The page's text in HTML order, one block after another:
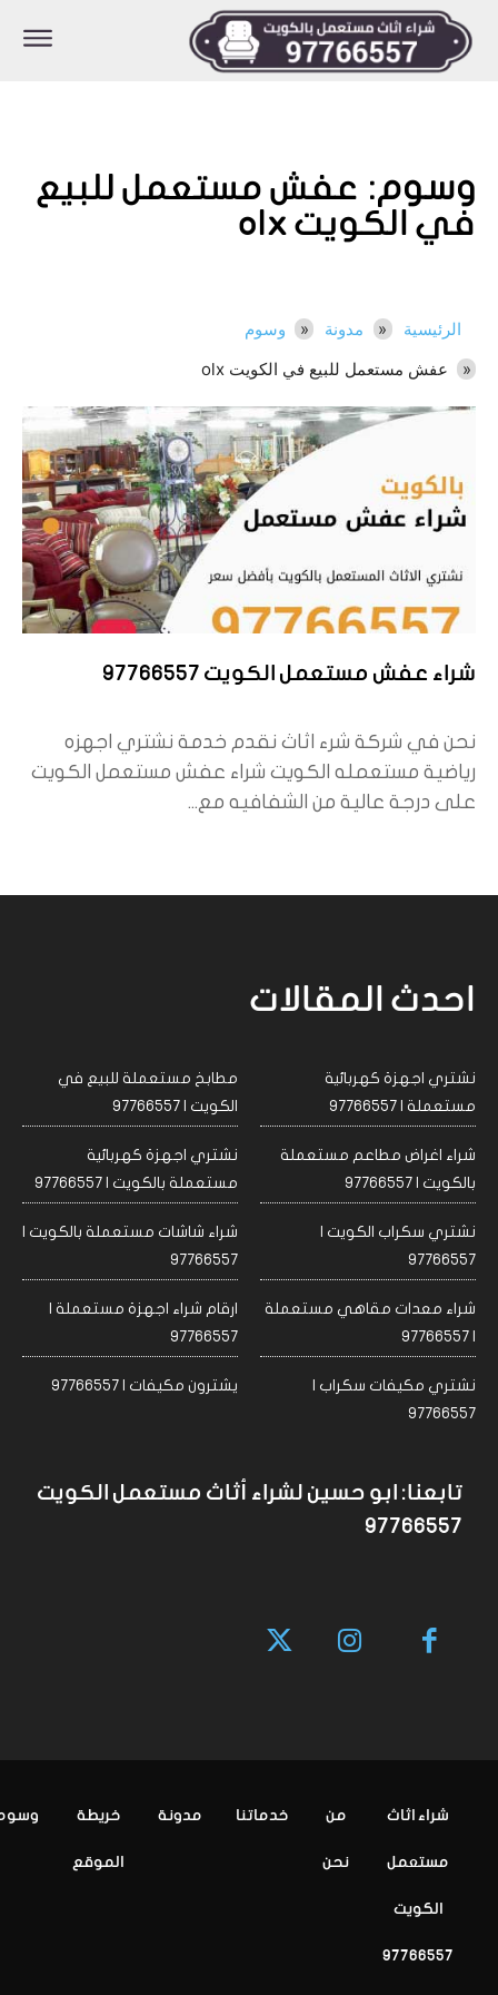
وسوم: عفش مستعمل للبيع
في الكويت olx
الرئيسية مدونة
وسوم
عفش مستعمل للبيع في الكويت olx
شراء عفش مستعمل الكويت 97766557
نحن في شركة شرء اثاث نقدم خدمة نشتري اجهزه
رياضية مستعمله الكويت شراء عفش مستعمل الكويت
على درجة عالية من الشفافيه مع...
احدث المقالات
نشتري اجهزة كهربائية
مستعملة | 97766557
مطابخ مستعملة للبيع في
الكويت | 97766557
شراء اغراض مطاعم مستعملة
بالكويت | 97766557
نشتري اجهزة كهربائية
مستعملة بالكويت | 97766557
نشتري سكراب الكويت |
97766557
شراء شاشات مستعملة بالكويت |
97766557
شراء معدات مقاهي مستعملة
| 97766557
ارقام شراء اجهزة مستعملة |
97766557
نشتري مكيفات سكراب |
97766557
يشترون مكيفات | 97766557
تابعنا: ابو حسين لشراء أثاث مستعمل الكويت
97766557
شراء اثاث
مستعمل
الكويت
97766557
من
نحن
خدماتنا مدونة خريطة
الموقع